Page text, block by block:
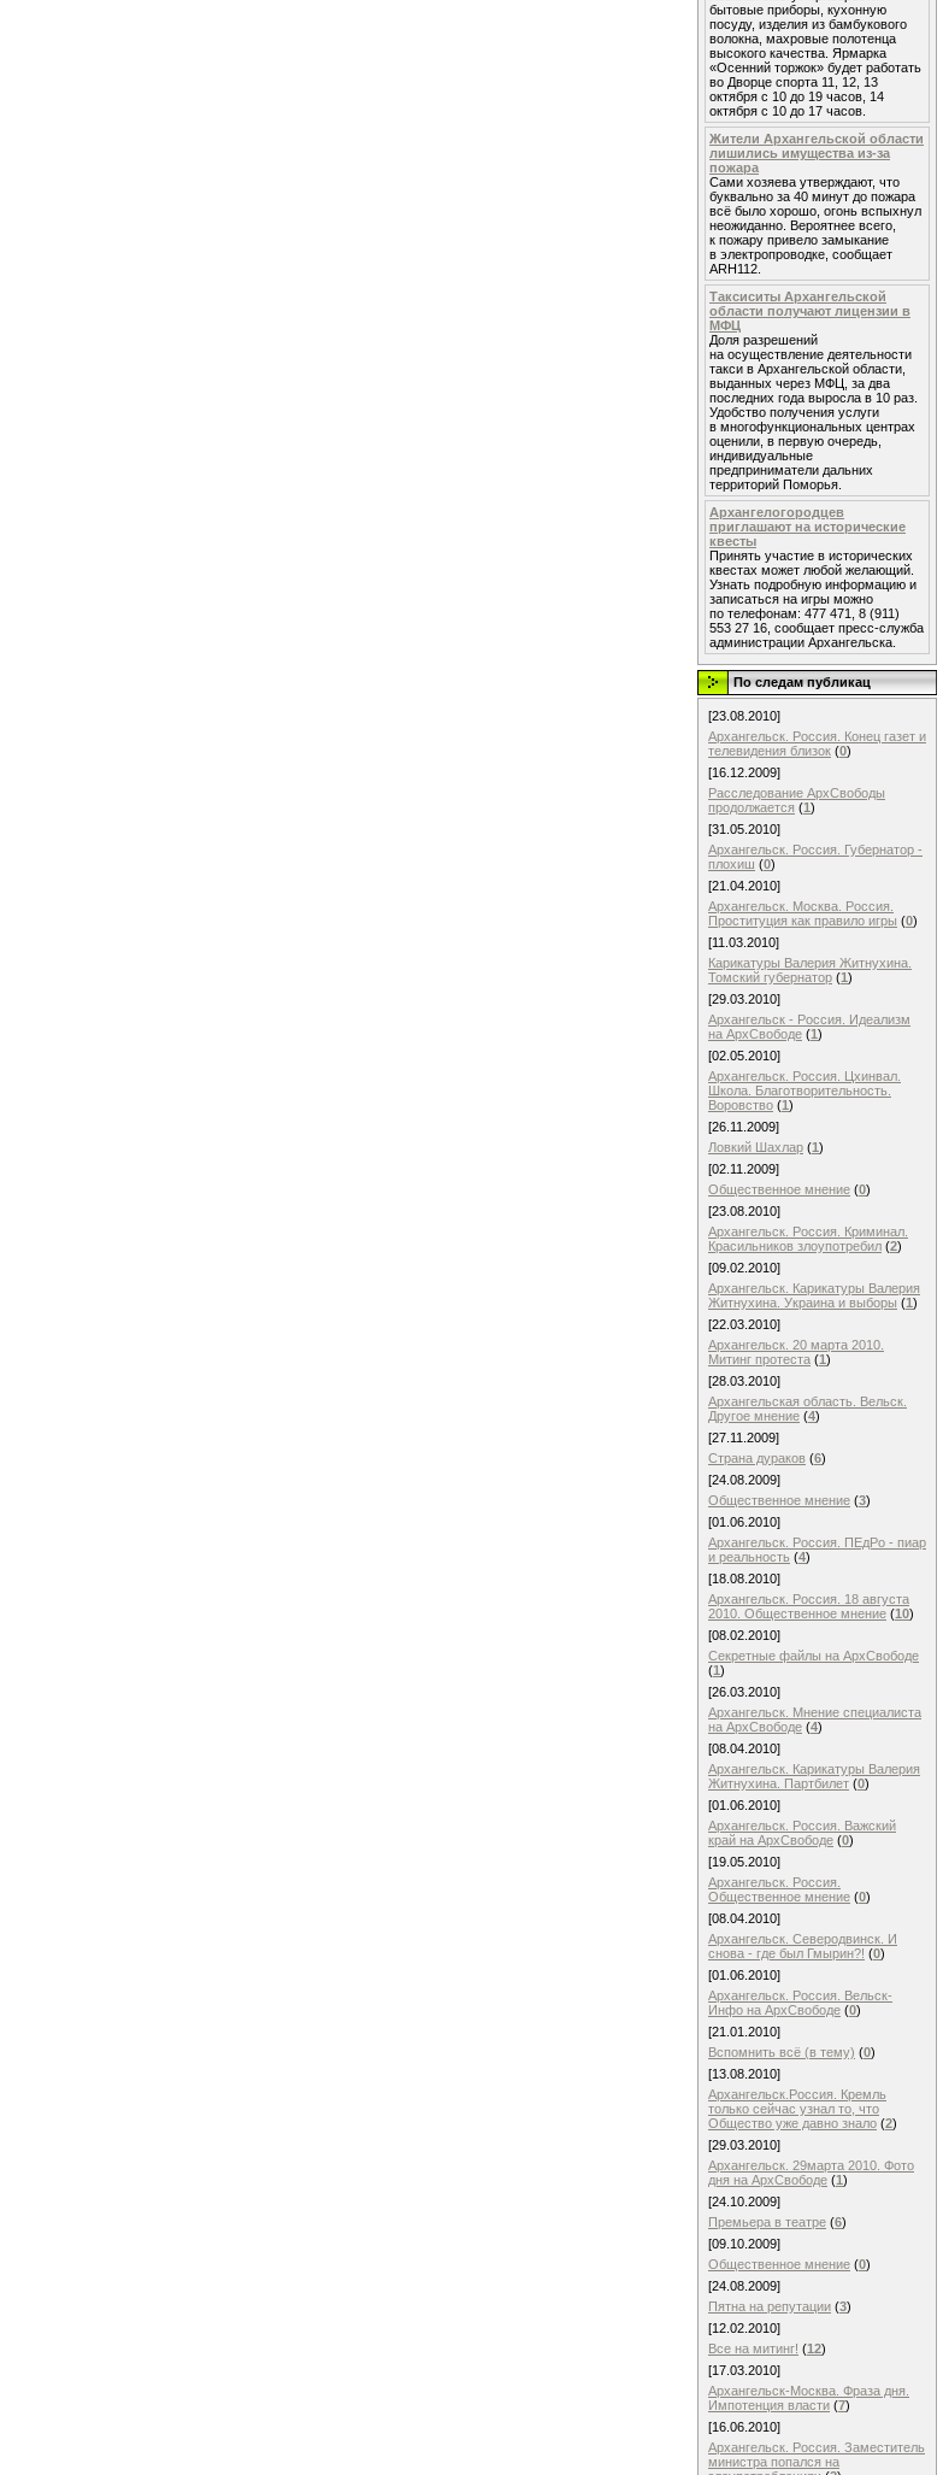
бытовые приборы, кухонную
посуду, изделия из бамбукового
волокна, махровые полотенца
высокого качества. Ярмарка
«Осенний торжок» будет работать
во Дворце спорта 11, 12, 13
октября с 10 до 19 часов, 14
октября с 10 до 17 часов.
Жители Архангельской области
лишились имущества из-за
пожара
Сами хозяева утверждают, что
буквально за 40 минут до пожара
всё было хорошо, огонь вспыхнул
неожиданно. Вероятнее всего,
к пожару привело замыкание
в электропроводке, сообщает
ARH112.
Таксиситы Архангельской
области получают лицензии в
МФЦ
Доля разрешений
на осуществление деятельности
такси в Архангельской области,
выданных через МФЦ, за два
последних года выросла в 10 раз.
Удобство получения услуги
в многофункциональных центрах
оценили, в первую очередь,
индивидуальные
предприниматели дальних
территорий Поморья.
Архангелогородцев
приглашают на исторические
квесты
Принять участие в исторических
квестах может любой желающий.
Узнать подробную информацию и
записаться на игры можно
по телефонам: 477 471, 8 (911)
553 27 16, сообщает пресс-служба
администрации Архангельска.
По следам публикац
[23.08.2010]
Архангельск. Россия. Конец газет и
телевидения близок (0)
[16.12.2009]
Расследование АрхСвободы
продолжается (1)
[31.05.2010]
Архангельск. Россия. Губернатор -
плохиш (0)
[21.04.2010]
Архангельск. Москва. Россия.
Проституция как правило игры (0)
[11.03.2010]
Карикатуры Валерия Житнухина.
Томский губернатор (1)
[29.03.2010]
Архангельск - Россия. Идеализм
на АрхСвободе (1)
[02.05.2010]
Архангельск. Россия. Цхинвал.
Школа. Благотворительность.
Воровство (1)
[26.11.2009]
Ловкий Шахлар (1)
[02.11.2009]
Общественное мнение (0)
[23.08.2010]
Архангельск. Россия. Криминал.
Красильников злоупотребил (2)
[09.02.2010]
Архангельск. Карикатуры Валерия
Житнухина. Украина и выборы (1)
[22.03.2010]
Архангельск. 20 марта 2010.
Митинг протеста (1)
[28.03.2010]
Архангельская область. Вельск.
Другое мнение (4)
[27.11.2009]
Страна дураков (6)
[24.08.2009]
Общественное мнение (3)
[01.06.2010]
Архангельск. Россия. ПЕдРо - пиар
и реальность (4)
[18.08.2010]
Архангельск. Россия. 18 августа
2010. Общественное мнение (10)
[08.02.2010]
Cекретные файлы на АрхСвободе
(1)
[26.03.2010]
Архангельск. Мнение специалиста
на АрхСвободе (4)
[08.04.2010]
Архангельск. Карикатуры Валерия
Житнухина. Партбилет (0)
[01.06.2010]
Архангельск. Россия. Важский
край на АрхСвободе (0)
[19.05.2010]
Архангельск. Россия.
Общественное мнение (0)
[08.04.2010]
Архангельск. Северодвинск. И
снова - где был Гмырин?! (0)
[01.06.2010]
Архангельск. Россия. Вельск-
Инфо на АрхСвободе (0)
[21.01.2010]
Вспомнить всё (в тему) (0)
[13.08.2010]
Архангельск.Россия. Кремль
только сейчас узнал то, что
Общество уже давно знало (2)
[29.03.2010]
Архангельск. 29марта 2010. Фото
дня на АрхСвободе (1)
[24.10.2009]
Премьера в театре (6)
[09.10.2009]
Общественное мнение (0)
[24.08.2009]
Пятна на репутации (3)
[12.02.2010]
Все на митинг! (12)
[17.03.2010]
Архангельск-Москва. Фраза дня.
Импотенция власти (7)
[16.06.2010]
Архангельск. Россия. Заместитель
министра попался на